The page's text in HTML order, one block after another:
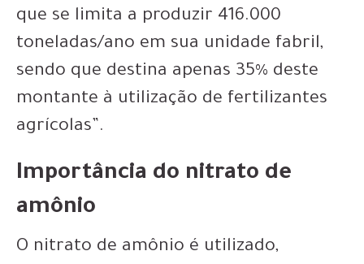
que se limita a produzir 416.000
toneladas/ano em sua unidade fabril,
sendo que destina apenas 35% deste
montante à utilização de fertilizantes
agrícolas”.
Importância do nitrato de
amônio
O nitrato de amônio é utilizado,